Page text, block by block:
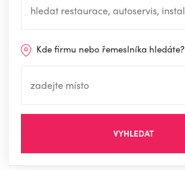
Kde firmu nebo řemeslníka hledáte?
VYHLEDAT